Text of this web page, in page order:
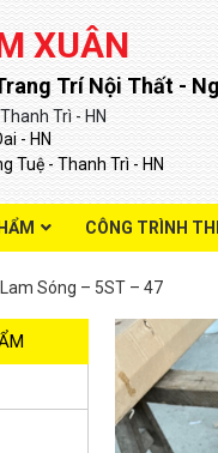
XUÂN
Trí Nội Thất -
Trì - HN
- HN
Tuệ - Thanh Trì - HN
CÔNG TRÌNH
Sóng – 5ST – 47